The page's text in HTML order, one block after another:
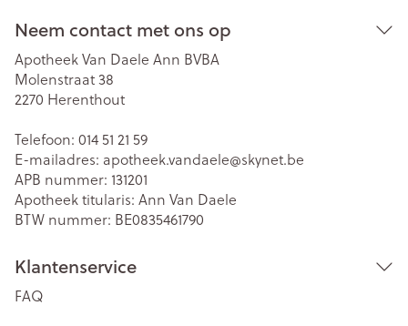
Neem contact met ons op
Apotheek Van Daele Ann BVBA
Molenstraat 38
2270 Herenthout
Telefoon: 014 51 21 59
E-mailadres: apotheek.vandaele@skynet.be
APB nummer: 131201
Apotheek titularis: Ann Van Daele
BTW nummer: BE0835461790
Klantenservice
FAQ